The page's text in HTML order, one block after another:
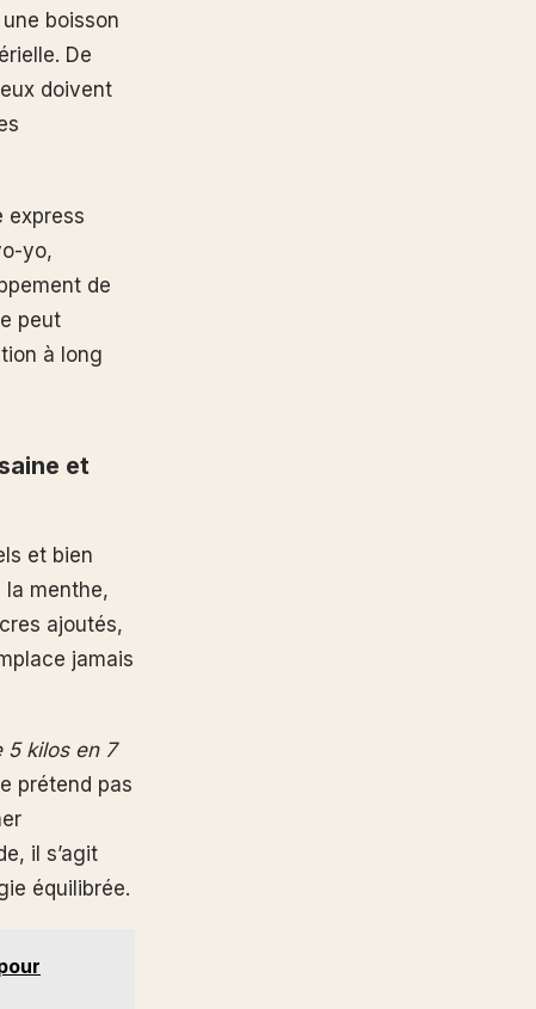
boisson
De
doivent
express
yo,
de
peut
à long
et
et bien
menthe,
ajoutés,
jamais
5 kilos en 7
prétend pas
il s’agit
équilibrée.